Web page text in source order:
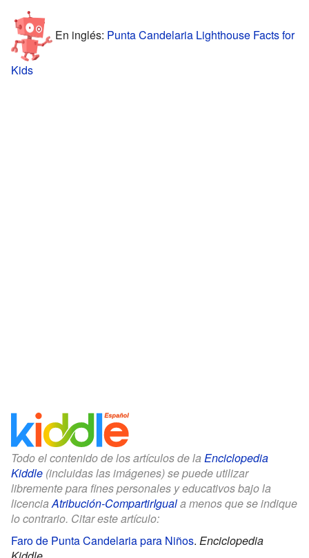
En inglés: Punta Candelaria Lighthouse Facts for
Kids
Todo el contenido de los artículos de la Enciclopedia
Kiddle (incluidas las imágenes) se puede utilizar
libremente para fines personales y educativos bajo la
licenciaAtribución-CompartirIguala menos que se indique
lo contrario. Citar este artículo:
Faro de Punta Candelaria para Niños. Enciclopedia